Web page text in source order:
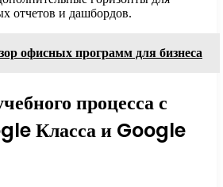
отчетов и дашбордов.
офисных программ для бизнеса
процесса с
Класса и Google